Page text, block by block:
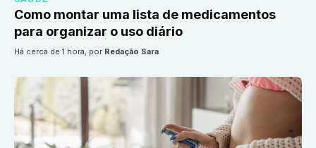
Como montar uma lista de medicamentos
para organizar o uso diário
há cerca de 1 hora, por Redação Sara